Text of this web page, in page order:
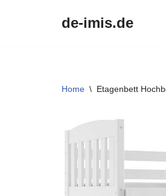
de-imis.de
Home \ Etagenbett